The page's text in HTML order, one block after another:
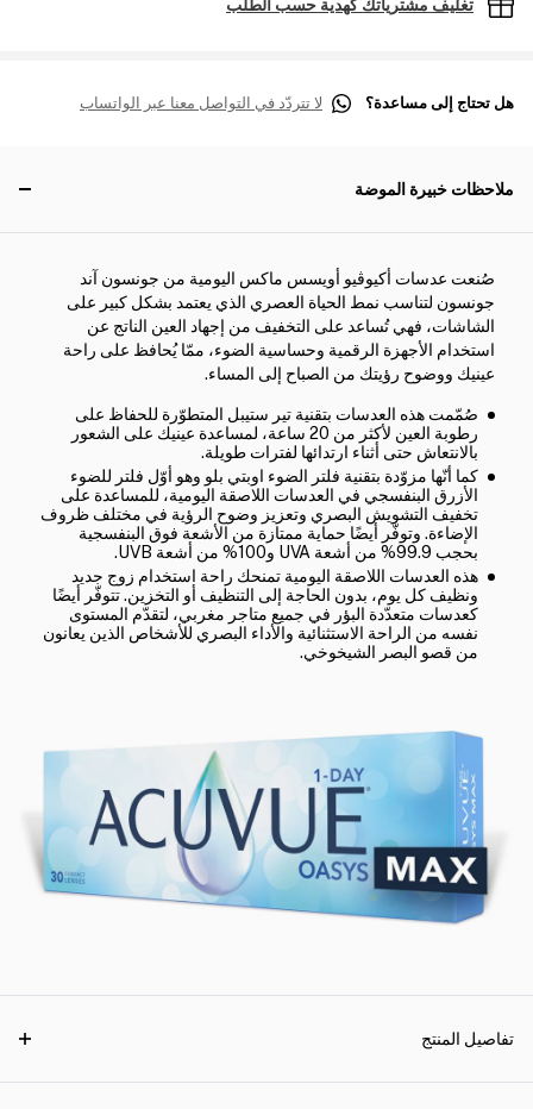
تغليف مشترياتك كهدية حسب الطلب
هل تحتاج إلى مساعدة؟ لا تتردّد في التواصل معنا عبر الواتساب
ملاحظات خبيرة الموضة
صُنعت عدسات أكيوڤيو أويسس ماكس اليومية من جونسون آند
جونسون لتناسب نمط الحياة العصري الذي يعتمد بشكل كبير على
الشاشات، فهي تُساعد على التخفيف من إجهاد العين الناتج عن
استخدام الأجهزة الرقمية وحساسية الضوء، ممّا يُحافظ على راحة
عينيك ووضوح رؤيتك من الصباح إلى المساء.
صُمّمت هذه العدسات بتقنية تير ستيبل المتطوّرة للحفاظ على
رطوبة العين لأكثر من 20 ساعة، لمساعدة عينيك على الشعور
بالانتعاش حتى أثناء ارتدائها لفترات طويلة.
كما أنّها مزوّدة بتقنية فلتر الضوء اوبتي بلو وهو أوّل فلتر للضوء
الأزرق البنفسجي في العدسات اللاصقة اليومية، للمساعدة على
تخفيف التشويش البصري وتعزيز وضوح الرؤية في مختلف ظروف
الإضاءة. وتوفّر أيضًا حماية ممتازة من الأشعة فوق البنفسجية
بحجب 99.9% من أشعة UVA و100% من أشعة UVB.
هذه العدسات اللاصقة اليومية تمنحك راحة استخدام زوج جديد
ونظيف كل يوم، بدون الحاجة إلى التنظيف أو التخزين. تتوفّر أيضًا
كعدسات متعدّدة البؤر في جميع متاجر مغربي، لتقدّم المستوى
نفسه من الراحة الاستثنائية والأداء البصري للأشخاص الذين يعانون
من قصو البصر الشيخوخي.
تفاصيل المنتج